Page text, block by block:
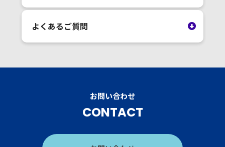
よくあるご質問
お問い合わせ
CONTACT